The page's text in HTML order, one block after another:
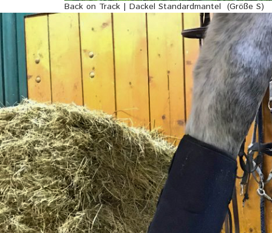
Back on Track | Dackel Standardmantel (Größe S)